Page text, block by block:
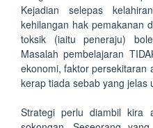
Kejadian selepas
kehilangan hak pemakanan
toksik (iaitu peneraju)
Masalah pembelajaran
ekonomi, faktor persekitaran
kerap tiada sebab yang jelas
Strategi perlu diambil kira